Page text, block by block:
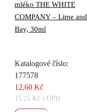
mléko THE WHITE
COMPANY – Lime and
Bay, 30ml
Katalogové číslo:
177578
12,60 Kč
15,25 Kč s DPH